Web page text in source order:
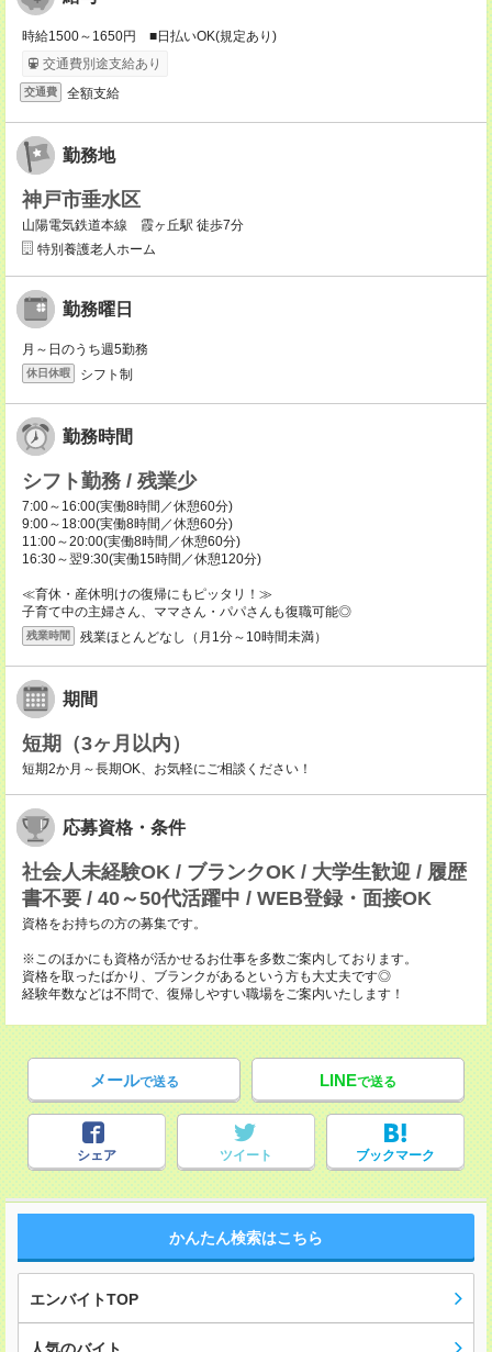
時給1500～1650円 ■日払いOK(規定あり)
交通費別途支給あり
交通費 全額支給
勤務地
神戸市垂水区
山陽電気鉄道本線 霞ヶ丘駅 徒歩7分
特別養護老人ホーム
勤務曜日
月～日のうち週5勤務
休日休暇 シフト制
勤務時間
シフト勤務 / 残業少
7:00～16:00(実働8時間／休憩60分)
9:00～18:00(実働8時間／休憩60分)
11:00～20:00(実働8時間／休憩60分)
16:30～翌9:30(実働15時間／休憩120分)
≪育休・産休明けの復帰にもピッタリ！≫
子育て中の主婦さん、ママさん・パパさんも復職可能◎
残業時間 残業ほとんどなし（月1分～10時間未満）
期間
短期（3ヶ月以内）
短期2か月～長期OK、お気軽にご相談ください！
応募資格・条件
社会人未経験OK / ブランクOK / 大学生歓迎 / 履歴
書不要 / 40～50代活躍中 / WEB登録・面接OK
資格をお持ちの方の募集です。
※このほかにも資格が活かせるお仕事を多数ご案内しております。
資格を取ったばかり、ブランクがあるという方も大丈夫です◎
経験年数などは不問で、復帰しやすい職場をご案内いたします！
メールで送る LINEで送る
シェア ツイート ブックマーク
かんたん検索はこちら
エンバイトTOP